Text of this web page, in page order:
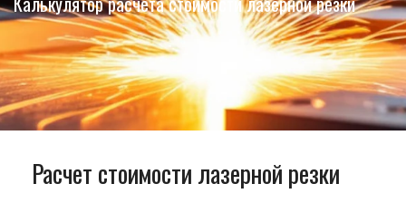
Расчет стоимости лазерной резки